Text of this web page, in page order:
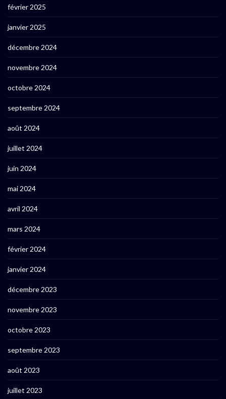
février 2025
janvier 2025
décembre 2024
novembre 2024
octobre 2024
septembre 2024
août 2024
juillet 2024
juin 2024
mai 2024
avril 2024
mars 2024
février 2024
janvier 2024
décembre 2023
novembre 2023
octobre 2023
septembre 2023
août 2023
juillet 2023